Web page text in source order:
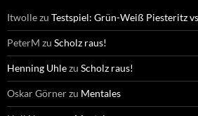
Itwollezu Testspiel: Grün-Weiß Piesteritz
PeterM zu Scholz raus!
Henning Uhlezu Scholz raus!
Oskar Görnerzu Mentales